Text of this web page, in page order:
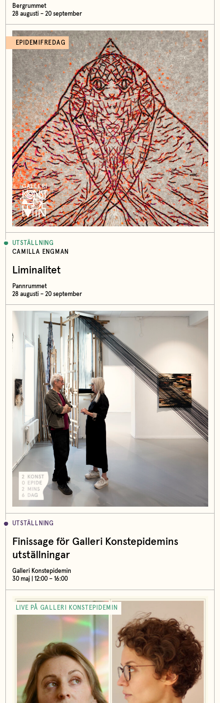
Bergrummet
28 augusti – 20 september
EPIDEMIFREDAG
UTSTÄLLNING
CAMILLA ENGMAN
Liminalitet
Pannrummet
28 augusti – 20 september
UTSTÄLLNING
Finissage för Galleri Konstepidemins
utställningar
Galleri Konstepidemin
30 maj | 12:00 – 16:00
LIVE PÅ GALLERI KONSTEPIDEMIN